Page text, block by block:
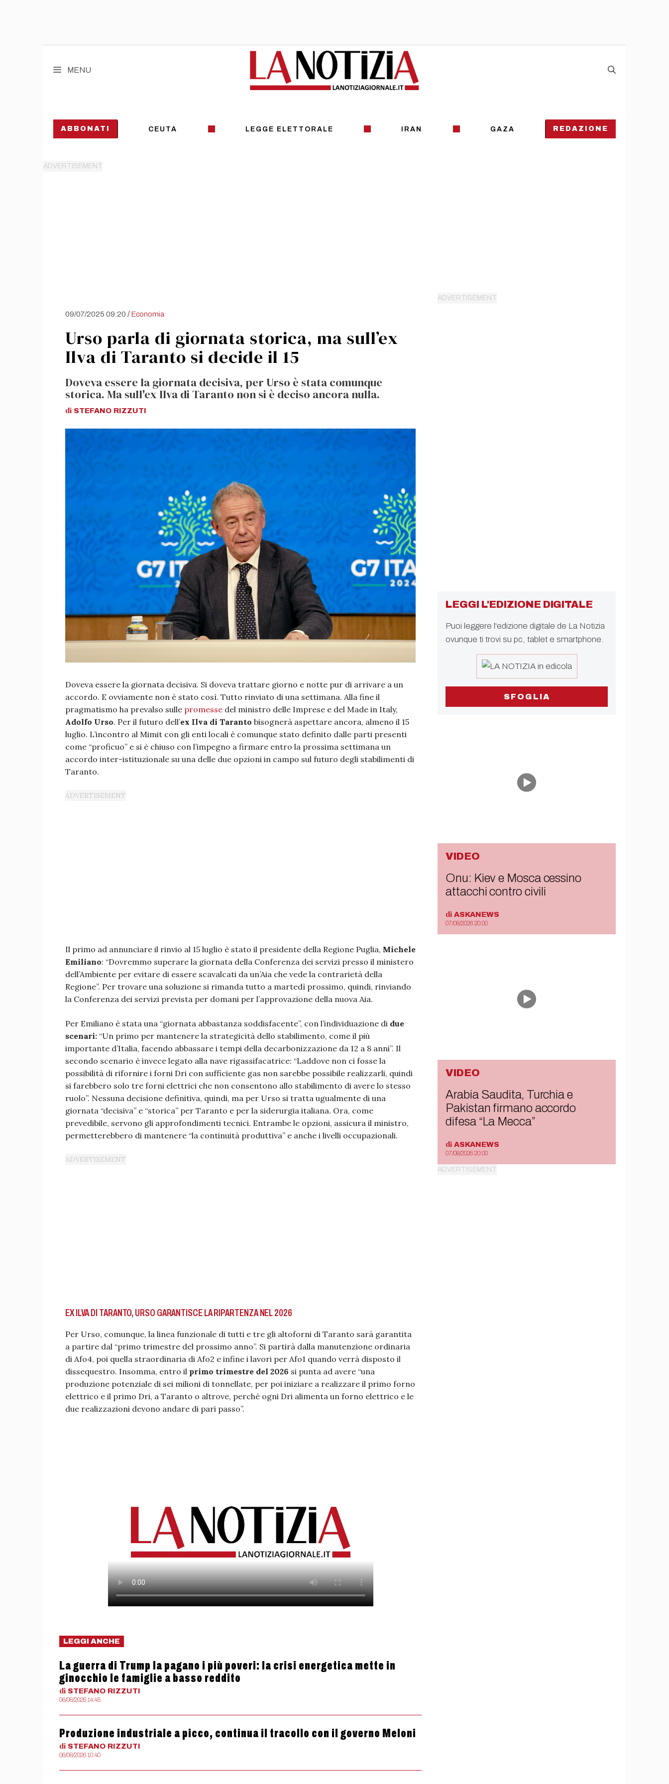
MENU
ABBONATI CEUTA LEGGE ELETTORALE IRAN GAZA REDAZIONE
09/07/2025 09:20 /Economia
Urso parla di giornata storica, ma sull’ex
Ilva di Taranto si decide il 15
Doveva essere la giornata decisiva, per Urso è stata comunque
storica. Ma sull'ex Ilva di Taranto non si è deciso ancora nulla.
di STEFANO RIZZUTI
Doveva essere la giornata decisiva. Si doveva trattare giorno e notte pur di arrivare a un
accordo. E ovviamente non è stato così. Tutto rinviato di una settimana. Alla fine il
pragmatismo ha prevalso sulle promesse del ministro delle Imprese e del Made in Italy,
Adolfo Urso. Per il futuro dell’ex Ilva di Taranto bisognerà aspettare ancora, almeno il 15
luglio. L’incontro al Mimit con gli enti locali è comunque stato definito dalle parti presenti
come “proficuo” e si è chiuso con l’impegno a firmare entro la prossima settimana un
accordo inter-istituzionale su una delle due opzioni in campo sul futuro degli stabilimenti di
Taranto.
Il primo ad annunciare il rinvio al 15 luglio è stato il presidente della Regione Puglia, Michele
Emiliano: “Dovremmo superare la giornata della Conferenza dei servizi presso il ministero
dell’Ambiente per evitare di essere scavalcati da un’Aia che vede la contrarietà della
Regione”. Per trovare una soluzione si rimanda tutto a martedì prossimo, quindi, rinviando
la Conferenza dei servizi prevista per domani per l’approvazione della nuova Aia.
Per Emiliano è stata una “giornata abbastanza soddisfacente”, con l’individuazione di due
scenari: “Un primo per mantenere la strategicità dello stabilimento, come il più
importante d’Italia, facendo abbassare i tempi della decarbonizzazione da 12 a 8 anni”. Il
secondo scenario è invece legato alla nave rigassifacatrice: “Laddove non ci fosse la
possibilità di rifornire i forni Dri con sufficiente gas non sarebbe possibile realizzarli, quindi
si farebbero solo tre forni elettrici che non consentono allo stabilimento di avere lo stesso
ruolo”. Nessuna decisione definitiva, quindi, ma per Urso si tratta ugualmente di una
giornata “decisiva” e “storica” per Taranto e per la siderurgia italiana. Ora, come
prevedibile, servono gli approfondimenti tecnici. Entrambe le opzioni, assicura il ministro,
permetterebbero di mantenere “la continuità produttiva” e anche i livelli occupazionali.
EX ILVA DI TARANTO, URSO GARANTISCE LA RIPARTENZA NEL 2026
Per Urso, comunque, la linea funzionale di tutti e tre gli altoforni di Taranto sarà garantita
a partire dal “primo trimestre del prossimo anno”. Si partirà dalla manutenzione ordinaria
di Afo4, poi quella straordinaria di Afo2 e infine i lavori per Afo1 quando verrà disposto il
dissequestro. Insomma, entro il primo trimestre del 2026 si punta ad avere “una
produzione potenziale di sei milioni di tonnellate, per poi iniziare a realizzare il primo forno
elettrico e il primo Dri, a Taranto o altrove, perché ogni Dri alimenta un forno elettrico e le
due realizzazioni devono andare di pari passo”.
LEGGI ANCHE
La guerra di Trump la pagano i più poveri: la crisi energetica mette in
ginocchio le famiglie a basso reddito
di STEFANO RIZZUTI
06/08/2026 14:45
Produzione industriale a picco, continua il tracollo con il governo Meloni
di STEFANO RIZZUTI
06/08/2026 10:40
LEGGI L'EDIZIONE DIGITALE
Puoi leggere l'edizione digitale de La Notizia
ovunque ti trovi su pc, tablet e smartphone.
SFOGLIA
VIDEO
Onu: Kiev e Mosca cessino
attacchi contro civili
di ASKANEWS
07/08/2026 20:00
VIDEO
Arabia Saudita, Turchia e
Pakistan firmano accordo
difesa “La Mecca”
di ASKANEWS
07/08/2026 20:00